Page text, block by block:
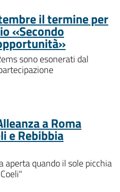
il termine per
«Secondo
sono esonerati dal
a Roma
e Rebibbia
quando il sole picchia